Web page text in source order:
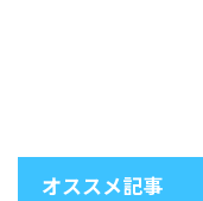
オススメ記事